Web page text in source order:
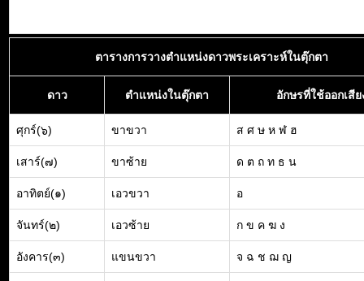
ตารางการวางตำแหน่งดาวพระเคราะห์ในตุ๊กตา
ดาว ตำแหน่งในตุ๊กตา อักษรที่ใช้ออกเสีย
ศุกร์(๖) ขาขวา ส ศ ษ ห ฬ ฮ
เสาร์(๗) ขาซ้าย ด ต ถ ท ธ น
อาทิตย์(๑) เอวขวา อ
จันทร์(๒) เอวซ้าย ก ข ค ฆ ง
อังคาร(๓) แขนขวา จ ฉ ช ฌ ญ